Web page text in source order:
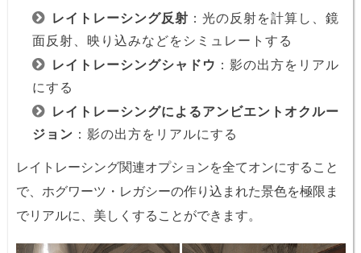
レイトレーシング反射 ：光の反射を計算し、鏡
面反射、映り込みなどをシミュレートする
レイトレーシングシャドウ ：影の出方をリアル
にする
レイトレーシングによるアンビエントオクルー
ジョン ：影の出方をリアルにする
レイトレーシング関連オプションを全てオンにすること
で、ホグワーツ・レガシーの作り込まれた景色を極限ま
でリアルに、美しくすることができます。